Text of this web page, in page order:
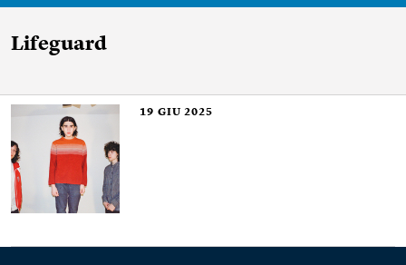
Lifeguard
19 GIU 2025